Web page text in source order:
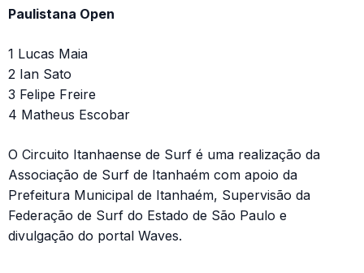
Paulistana Open
1 Lucas Maia
2 Ian Sato
3 Felipe Freire
4 Matheus Escobar
O Circuito Itanhaense de Surf é uma realização da
Associação de Surf de Itanhaém com apoio da
Prefeitura Municipal de Itanhaém, Supervisão da
Federação de Surf do Estado de São Paulo e
divulgação do portal Waves.